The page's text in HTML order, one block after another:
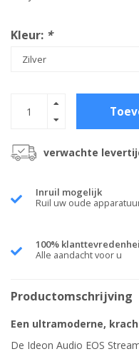
Kleur: *
verwachte
Inruil mogelijk
Ruil uw oude
100%
Alle aandacht voor u
Productomschrijving
Een ultramoderne,
De Ideon Audio EOS